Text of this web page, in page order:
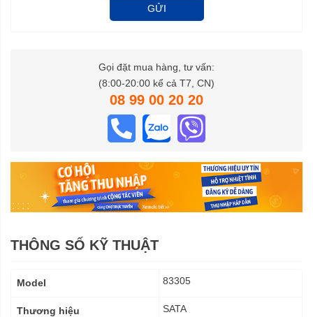
GỬI
Gọi đặt mua hàng, tư vấn:
(8:00-20:00 kể cả T7, CN)
08 99 00 20 20
THÔNG SỐ KỸ THUẬT
kỹ
Model 83305
Thương hiệu SATA